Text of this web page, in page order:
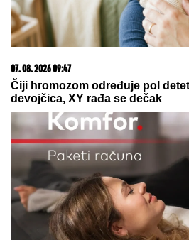
08. 08. 2026 05:30
И данас веома топло у Србији: